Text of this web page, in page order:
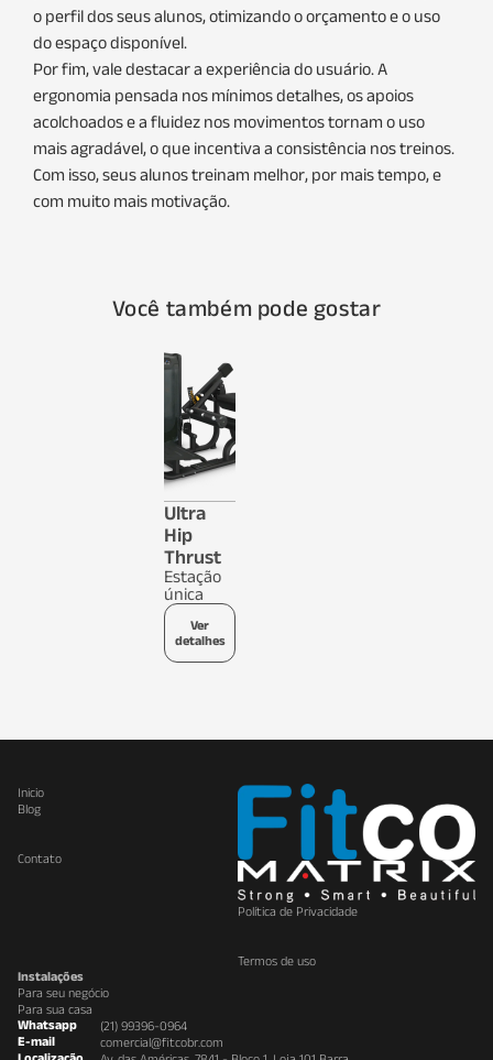
o perfil dos seus alunos, otimizando o orçamento e o uso
do espaço disponível.
Por fim, vale destacar a experiência do usuário. A
ergonomia pensada nos mínimos detalhes, os apoios
acolchoados e a fluidez nos movimentos tornam o uso
mais agradável, o que incentiva a consistência nos treinos.
Com isso, seus alunos treinam melhor, por mais tempo, e
com muito mais motivação.
Você também pode gostar
Ultra
Hip
Thrust
Estação
única
Ver
detalhes
Inicio
Blog
Contato
Instalações
Para seu negócio
Para sua casa
Whatsapp
(21) 99396-0964
E-mail
comercial@fitcobr.com
Localização
Política de Privacidade
Termos de uso